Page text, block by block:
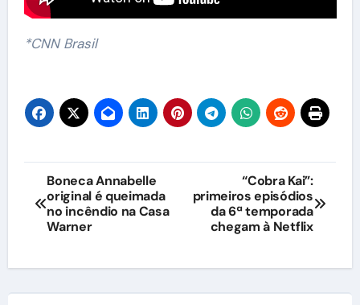
*CNN Brasil
Navegação
de
Boneca Annabelle
original é queimada
no incêndio na Casa
Warner
“Cobra Kai”:
primeiros episódios
da 6ª temporada
chegam à Netflix